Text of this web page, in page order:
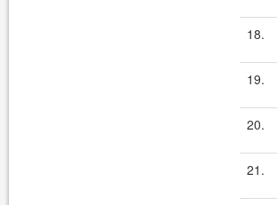
18.
19.
20.
21.